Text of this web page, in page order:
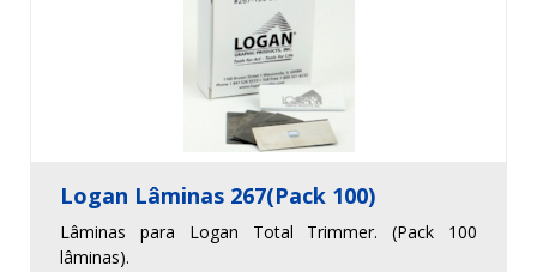
Logan Lâminas 267(Pack 100)
Lâminas para Logan Total Trimmer. (Pack 100
lâminas).